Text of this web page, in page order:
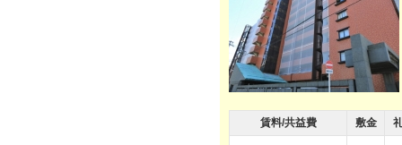
賃料/共益費 敷金